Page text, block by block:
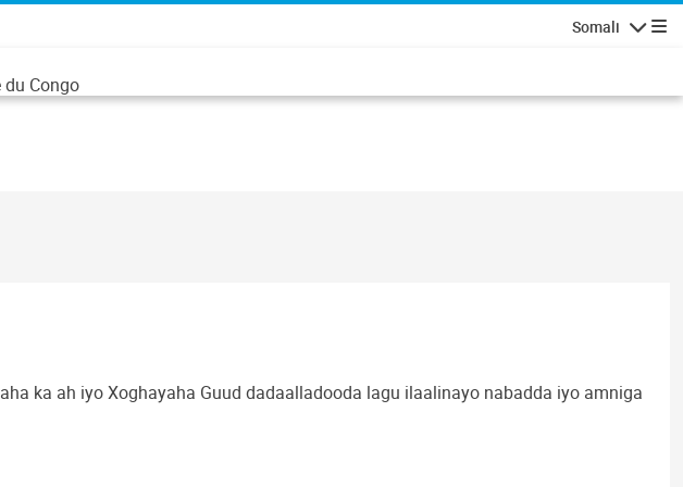
Somali
Congo
ka ah iyo Xoghayaha Guud dadaalladooda lagu ilaalinayo nabadda iyo amniga